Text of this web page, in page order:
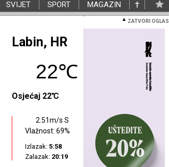
SVIJET SPORT MAGAZIN †
ZATVORI OGLAS
Poreč, HR
27℃
Osjećaj 27℃
2.36m/s SI
Vlažnost: 45%
Izlazak: 6:00
Zalazak: 20:21